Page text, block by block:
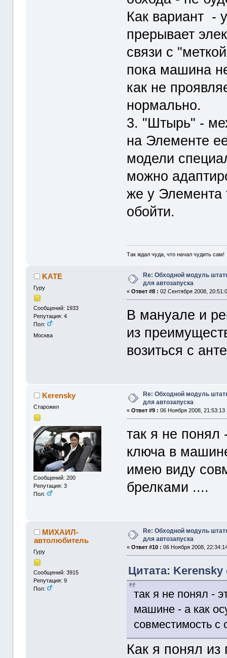
Как вариант -
прерывает
связи с
пока машина
как не
нормально.
3. "Штырь" -
на Элементе
модели
можно
же у Элемента
обойти.
Так ждал чуда, что начал чудить сам!
KATE
Гуру
Сообщений: 1933
Репутация: 4
Пол:
Москва
Re: Обходной модуль
для автозапуска
«Ответ #8 : 02 Сентября 2008,
В мануале и
из
возиться с
Kerensky
Старожил
Сообщений: 200
Репутация: 3
Пол:
Re: Обходной модуль
для автозапуска
«Ответ #9 : 06 Ноября 2008, 21:53:13
так я не понял
ключа в
имею виду
брелками ....
МИХАИЛ-
автолюбитель
Гуру
Сообщений: 3915
Репутация: 9
Пол:
Re: Обходной модуль
для автозапуска
«Ответ #10 : 06 Ноября 2008,
Цитата: Kerensky
так я не понял -
машине - а как
совместимость с
Как я понял из